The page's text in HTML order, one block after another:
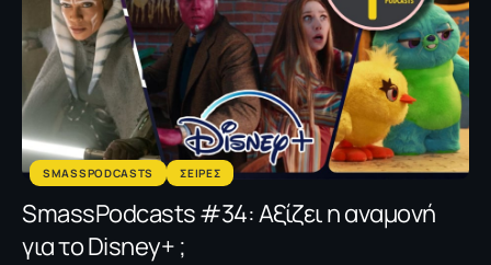
SMASSPODCASTS ΣΕΙΡΕΣ
SmassPodcasts #34: Αξίζει η αναμονή
για το Disney+ ;